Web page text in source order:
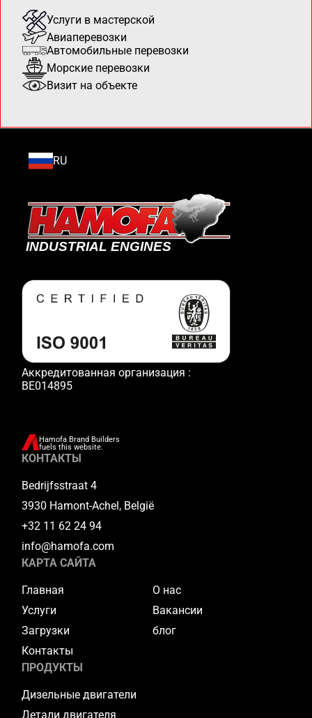
Услуги в мастерской
Авиаперевозки
Автомобильные перевозки
Морские перевозки
Визит на объекте
RU
Аккредитованная организация :
BE014895
Hamofa Brand Builders
fuels this website.
КОНТАКТЫ
Bedrijfsstraat 4
3930 Hamont-Achel, België
+32 11 62 24 94
info@hamofa.com
КАРТА САЙТА
Главная
О нас
Услуги
Вакансии
Загрузки
блог
Контакты
ПРОДУКТЫ
Дизельные двигатели
Детали двигателя